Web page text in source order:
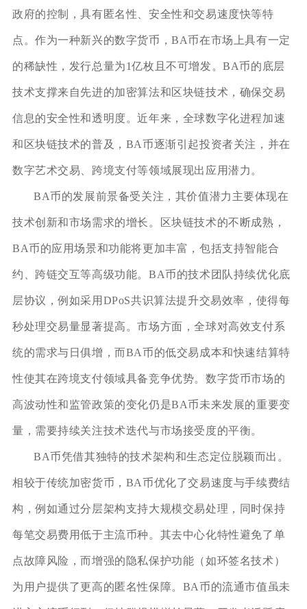
政府的控制，具有匿名性、安全性和交易速度快等特
点。作为一种新兴的数字货币，BA币在市场上具有一定
的稀缺性，发行总量为1亿枚且不可增发。BA币的底层
技术支撑来自先进的加密算法和区块链技术，确保交易
信息的安全性和透明度。近年来，全球数字化进程加速
和区块链技术的普及，BA币逐渐引起投资者关注，并在
数字艺术交易、跨境支付等领域展现出应用潜力。
BA币的发展前景备受关注，其价值潜力主要体现在
技术创新和市场需求的增长。区块链技术的不断成熟，
BA币的应用场景和功能将更加丰富，包括支持智能合
约、跨链交互等高级功能。BA币的技术团队持续优化底
层协议，例如采用DPoS共识算法提升交易效率，使得每
秒处理交易量显著提高。市场方面，全球对高效支付系
统的需求与日俱增，而BA币的低交易成本和快速结算特
性使其在跨境支付领域具备竞争优势。数字货币市场的
高波动性和监管政策的变化仍是BA币未来发展的重要变
量，需要持续关注技术迭代与市场接受度的平衡。
BA币凭借其独特的技术架构和生态定位脱颖而出。
相较于传统加密货币，BA币优化了交易速度与手续费结
构，例如通过分层架构支持大规模交易处理，同时保持
每笔交易费用低于主流币种。其去中心化特性避免了单
点故障风险，而增强的隐私保护功能（如环签名技术）
为用户提供了更高的匿名性保障。BA币的流通市值虽未